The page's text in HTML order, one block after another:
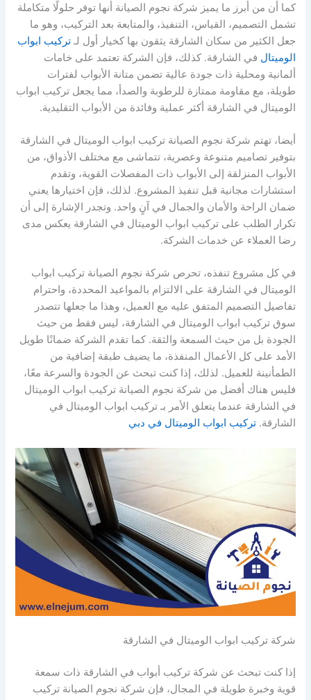
كما أن من أبرز ما يميز شركة نجوم الصيانة أنها توفر حلولًا متكاملة
تشمل التصميم، القياس، التنفيذ، والمتابعة بعد التركيب، وهو ما
جعل الكثير من سكان الشارقة يثقون بها كخيار أول لـتركيب ابواب
الوميتال في الشارقة. كذلك، فإن الشركة تعتمد على خامات
ألمانية ومحلية ذات جودة عالية تضمن متانة الأبواب لفترات
طويلة، مع مقاومة ممتازة للرطوبة والصدأ، مما يجعل تركيب ابواب
الوميتال في الشارقة أكثر عملية وفائدة من الأبواب التقليدية.
أيضا، تهتم شركة نجوم الصيانة تركيب ابواب الوميتال في الشارقة
بتوفير تصاميم متنوعة وعصرية، تتماشى مع مختلف الأذواق، من
الأبواب المنزلقة إلى الأبواب ذات المفصلات القوية، وتقدم
استشارات مجانية قبل تنفيذ المشروع. لذلك، فإن اختيارها يعني
ضمان الراحة والأمان والجمال في آنٍ واحد. وتجدر الإشارة إلى أن
تكرار الطلب على تركيب ابواب الوميتال في الشارقة يعكس مدى
رضا العملاء عن خدمات الشركة.
في كل مشروع تنفذه، تحرص شركة نجوم الصيانة تركيب ابواب
الوميتال في الشارقة على الالتزام بالمواعيد المحددة، واحترام
تفاصيل التصميم المتفق عليه مع العميل، وهذا ما جعلها تتصدر
سوق تركيب ابواب الوميتال في الشارقة، ليس فقط من حيث
الجودة بل من حيث السمعة والثقة. كما تقدم الشركة ضمانًا طويل
الأمد على كل الأعمال المنفذة، ما يضيف طبقة إضافية من
الطمأنينة للعميل. لذلك، إذا كنت تبحث عن الجودة والسرعة معًا،
فليس هناك أفضل من شركة نجوم الصيانة تركيب ابواب الوميتال
في الشارقة عندما يتعلق الأمر بـ تركيب ابواب الوميتال في
الشارقة.تركيب ابواب الوميتال في دبي
شركة تركيب ابواب الوميتال في الشارقة
إذا كنت تبحث عن شركة تركيب أبواب في الشارقة ذات سمعة
قوية وخبرة طويلة في المجال، فإن شركة نجوم الصيانة تركيب